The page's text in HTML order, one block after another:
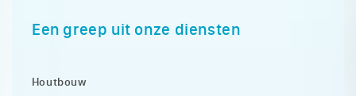
Een greep uit onze diensten
Houtbouw